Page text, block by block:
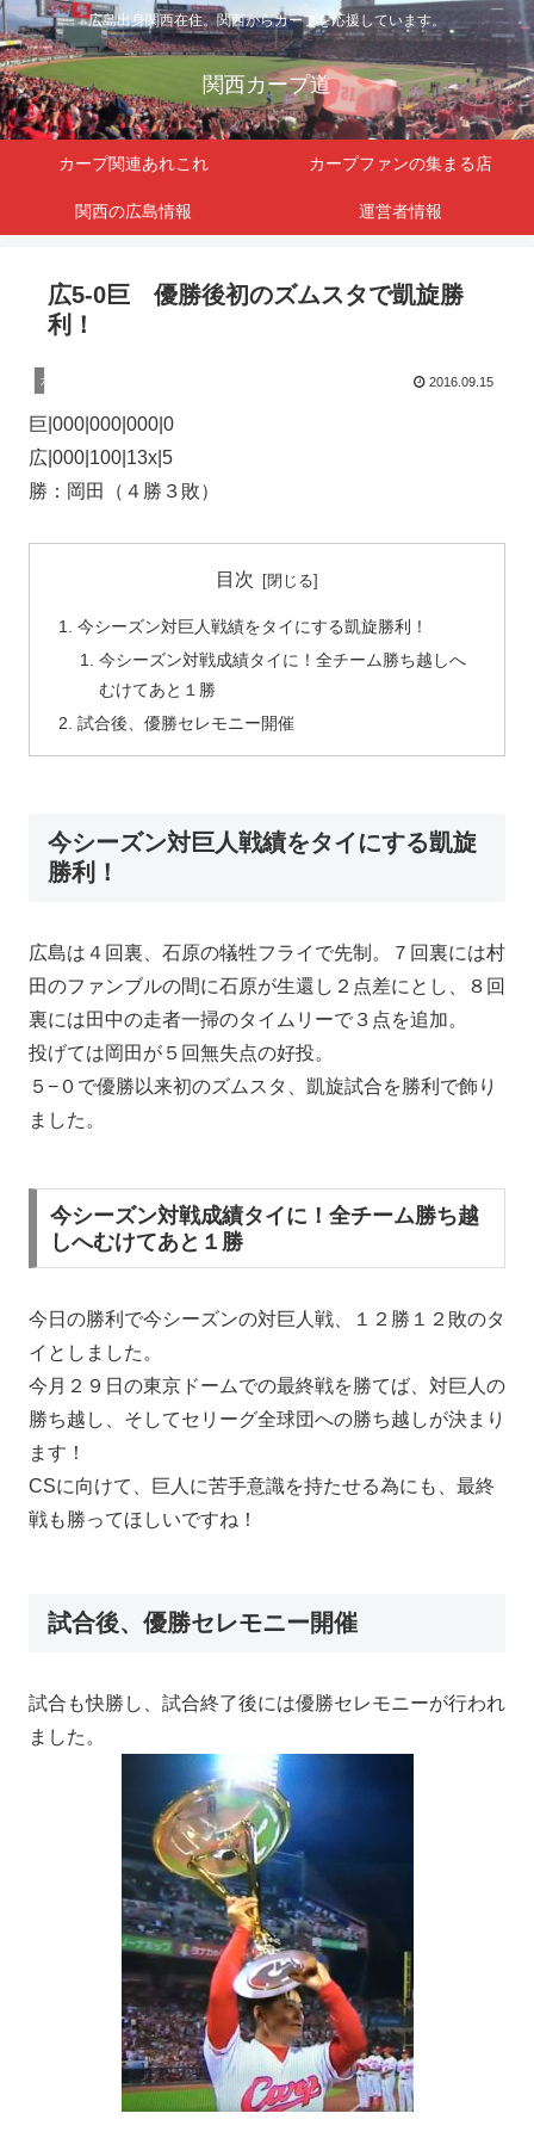
広島出身関西在住。関西からカープを応援しています。
関西カープ道
カープ関連あれこれ カープファンの集まる店
関西の広島情報 運営者情報
広5-0巨 優勝後初のズムスタで凱旋勝
利！
カープ関連 2016.09.15
巨|000|000|000|0
広|000|100|13x|5
勝：岡田（４勝３敗）
目次
今シーズン対巨人戦績をタイにする凱旋勝利！
今シーズン対戦成績タイに！全チーム勝ち越しへ
むけてあと１勝
試合後、優勝セレモニー開催
今シーズン対巨人戦績をタイにする凱旋
勝利！
広島は４回裏、石原の犠牲フライで先制。７回裏には村
田のファンブルの間に石原が生還し２点差にとし、８回
裏には田中の走者一掃のタイムリーで３点を追加。
投げては岡田が５回無失点の好投。
５−０で優勝以来初のズムスタ、凱旋試合を勝利で飾り
ました。
今シーズン対戦成績タイに！全チーム勝ち越
しへむけてあと１勝
今日の勝利で今シーズンの対巨人戦、１２勝１２敗のタ
イとしました。
今月２９日の東京ドームでの最終戦を勝てば、対巨人の
勝ち越し、そしてセリーグ全球団への勝ち越しが決まり
ます！
CSに向けて、巨人に苦手意識を持たせる為にも、最終
戦も勝ってほしいですね！
試合後、優勝セレモニー開催
試合も快勝し、試合終了後には優勝セレモニーが行われ
ました。